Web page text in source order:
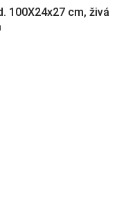
100X24x27 cm, živá